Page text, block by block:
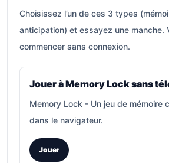
Choisissez l’un de ces 3 types
anticipation) et essayez une manche.
commencer sans connexion.
Jouer à Memory Lock sans
Memory Lock - Un jeu de mémoire
dans le navigateur.
Jouer